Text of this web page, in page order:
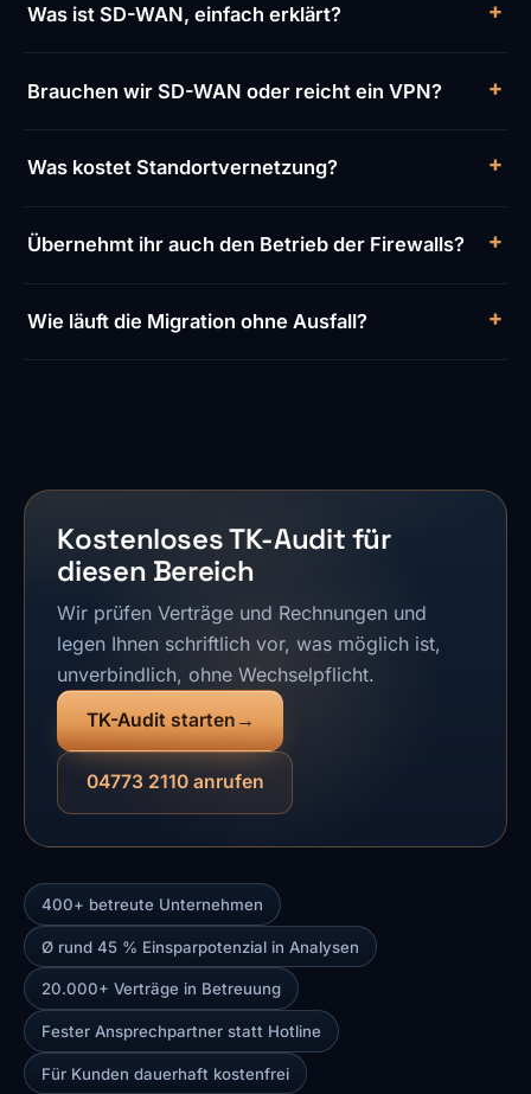
Was ist SD-WAN, einfach erklärt?
Brauchen wir SD-WAN oder reicht ein VPN?
Was kostet Standortvernetzung?
Übernehmt ihr auch den Betrieb der Firewalls?
Wie läuft die Migration ohne Ausfall?
Kostenloses TK-Audit für
diesen Bereich
Wir prüfen Verträge und Rechnungen und
legen Ihnen schriftlich vor, was möglich ist,
unverbindlich, ohne Wechselpflicht.
TK-Audit starten
04773 2110 anrufen
400+ betreute Unternehmen
Ø rund 45 % Einsparpotenzial in Analysen
20.000+ Verträge in Betreuung
Fester Ansprechpartner statt Hotline
Für Kunden dauerhaft kostenfrei